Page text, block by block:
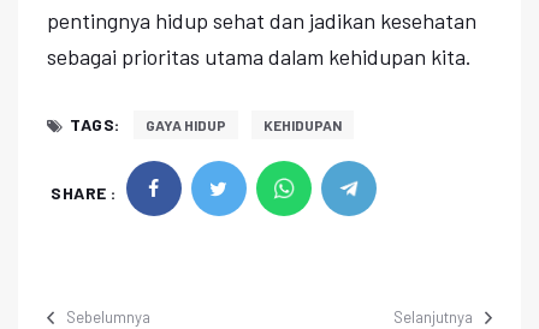
pentingnya hidup sehat dan jadikan kesehatan
sebagai prioritas utama dalam kehidupan kita.
TAGS: GAYA HIDUP KEHIDUPAN
SHARE :
Sebelumnya Selanjutnya